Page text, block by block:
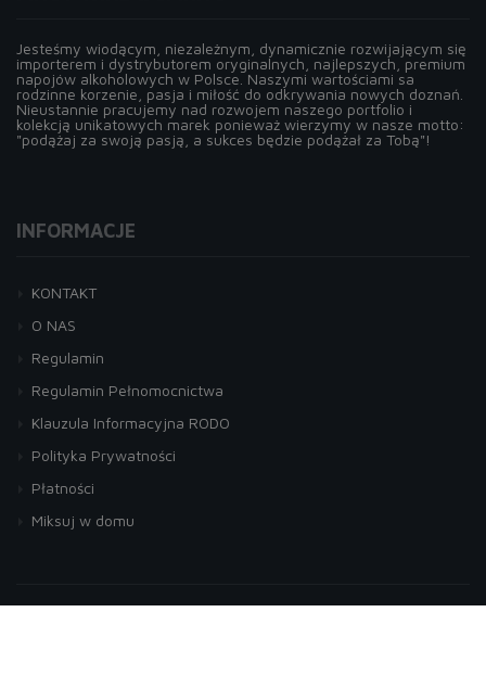
Jesteśmy wiodącym, niezależnym, dynamicznie rozwijającym się
importerem i dystrybutorem oryginalnych, najlepszych, premium
napojów alkoholowych w Polsce. Naszymi wartościami sa
rodzinne korzenie, pasja i miłość do odkrywania nowych doznań.
Nieustannie pracujemy nad rozwojem naszego portfolio i
kolekcją unikatowych marek ponieważ wierzymy w nasze motto:
"podążaj za swoją pasją, a sukces będzie podążał za Tobą"!
INFORMACJE
KONTAKT
O NAS
Regulamin
Regulamin Pełnomocnictwa
Klauzula Informacyjna RODO
Polityka Prywatności
Płatności
Miksuj w domu